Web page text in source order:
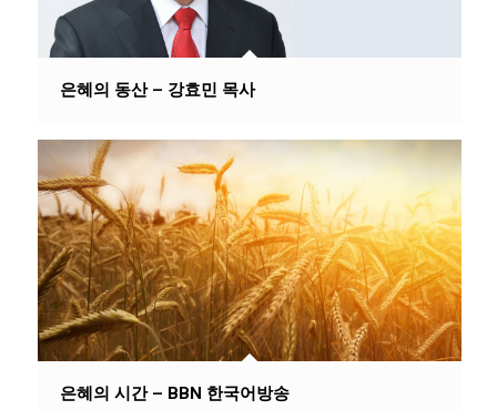
은혜의 동산 – 강효민 목사
은혜의 시간 – BBN 한국어방송